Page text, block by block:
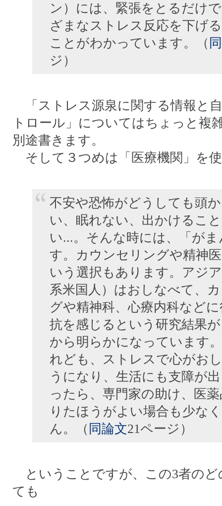
ン）には、緊張をとるだけ
ざまなストレス反応を下げ
ことがわかっています。（
ジ）
「ストレス源泉に関する情報と
トロール」についてはちょっと複
別途書きます。
そして３つめは「医療機関」を
不安や恐怖がどうしても頭
い、眠れない、出かけるこ
い...。そんな時には、「が
す。カウンセリングや精神
いう選択もあります。アジ
系米国人）はおしなべて、
グや精神科、心療内科など
抗を感じるという研究結果
から明らかになっています
れども、ストレスで心がお
うになり、生活にも支障が
ったら、専門家の助け、医
りたほうがよい場合も少な
ん。（ 同論文21ページ）
ということですが、この3者のど
ても